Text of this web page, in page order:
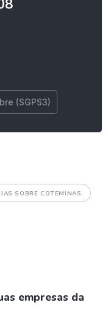
(SGPS3)
SOBRE COTEMINAS
empresas da